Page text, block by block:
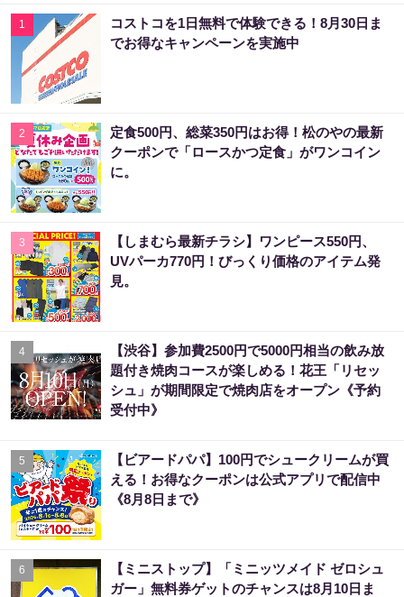
1
コストコを1日無料で体験できる！8月30日ま
でお得なキャンペーンを実施中
2
定食500円、総菜350円はお得！松のやの最新
クーポンで「ロースかつ定食」がワンコイン
に。
3
【しまむら最新チラシ】ワンピース550円、
UVパーカ770円！びっくり価格のアイテム発
見。
4
【渋谷】参加費2500円で5000円相当の飲み放
題付き焼肉コースが楽しめる！花王「リセッ
シュ」が期間限定で焼肉店をオープン《予約
受付中》
5
【ビアードパパ】100円でシュークリームが買
える！お得なクーポンは公式アプリで配信中
《8月8日まで》
6
【ミニストップ】「ミニッツメイド ゼロシュ
ガー」無料券ゲットのチャンスは8月10日ま